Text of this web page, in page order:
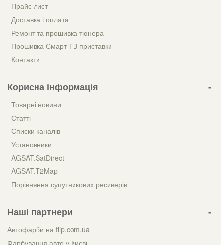
Прайс лист
Доставка і оплата
Ремонт та прошивка тюнера
Прошивка Смарт ТВ приставки
Контакти
Корисна інформація
Товарні новини
Статті
Списки каналів
Установники
AGSAT.SatDirect
AGSAT.T2Map
Порівняння супутникових ресиверів
Наші партнери
Автофарби на flip.com.ua
Фарбування авто у Києві